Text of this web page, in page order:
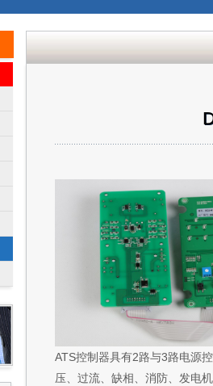
ATS控制器具有2路与3路电源
压、过流、缺相、消防、发电